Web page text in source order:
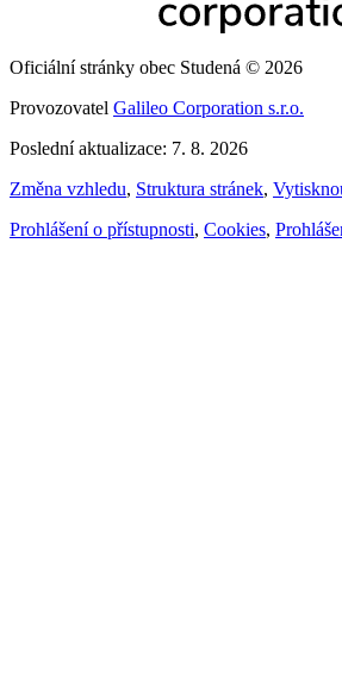
Oficiální stránky obec Studená © 2026
Provozovatel Galileo Corporation s.r.o.
Poslední aktualizace: 7. 8. 2026
Změna vzhledu, Struktura stránek,
Prohlášení o přístupnosti, Cookies,